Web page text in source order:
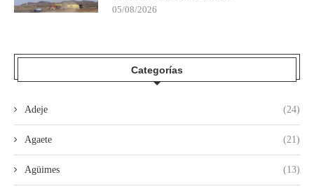
05/08/2026
Categorías
Adeje (24)
Agaete (21)
Agüimes (13)